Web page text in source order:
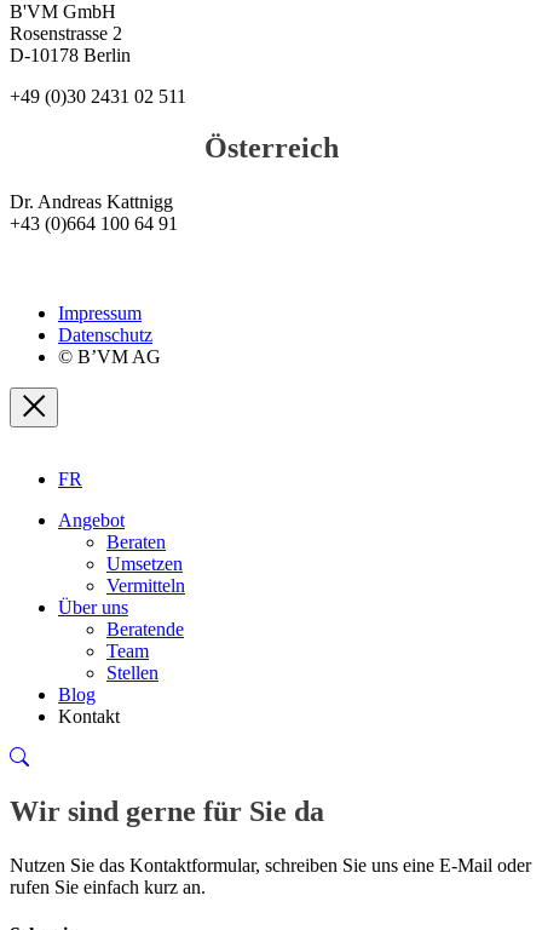
B'VM GmbH
Rosenstrasse 2
D-10178 Berlin
+49 (0)30 2431 02 511
Österreich
Dr. Andreas Kattnigg
+43 (0)664 100 64 91
Impressum
Datenschutz
© B’VM AG
FR
Angebot
Beraten
Umsetzen
Vermitteln
Über uns
Beratende
Team
Stellen
Blog
Kontakt
Wir sind gerne für Sie da
Nutzen Sie das Kontaktformular, schreiben Sie uns eine E-Mail oder
rufen Sie einfach kurz an.